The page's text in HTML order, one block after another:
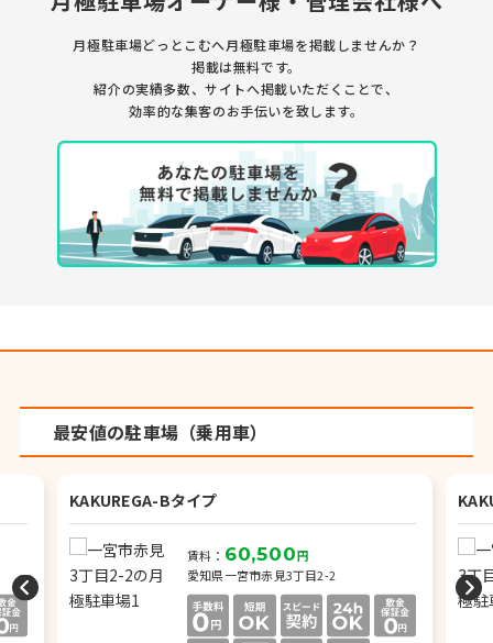
月極駐車場どっとこむへ月極駐車場を掲載しませんか？
掲載は無料です。
紹介の実績多数、サイトへ掲載いただくことで、
効率的な集客のお手伝いを致します。
最安値の駐車場（乗用車）
KAKUREGA-Bタイプ
賃料： 60,500円
愛知県一宮市赤見3丁目2-2